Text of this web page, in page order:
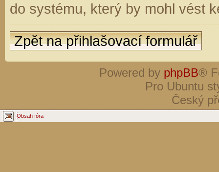
do systému, který by mohl vést
Zpět na přihlašovací formulář
Powered by phpBB®
Pro Ubuntu
Český
Obsah fóra